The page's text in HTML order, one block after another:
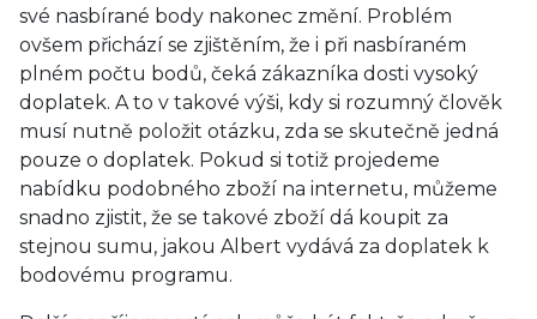
své nasbírané body nakonec změní. Problém
ovšem přichází se zjištěním, že i při nasbíraném
plném počtu bodů, čeká zákazníka dosti vysoký
doplatek. A to v takové výši, kdy si rozumný člověk
musí nutně položit otázku, zda se skutečně jedná
pouze o doplatek. Pokud si totiž projedeme
nabídku podobného zboží na internetu, můžeme
snadno zjistit, že se takové zboží dá koupit za
stejnou sumu, jakou Albert vydává za doplatek k
bodovému programu.